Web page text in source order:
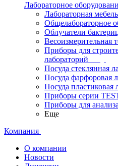
Лабораторное
Лабораторная мебель
Общелабораторное
Облучатели
Весоизмерительная
Приборы для
лабораторий
Посуда стеклянная
Посуда фарфоровая
Посуда пластиковая
Приборы серии
Приборы для
Еще
Компания
О компании
Новости